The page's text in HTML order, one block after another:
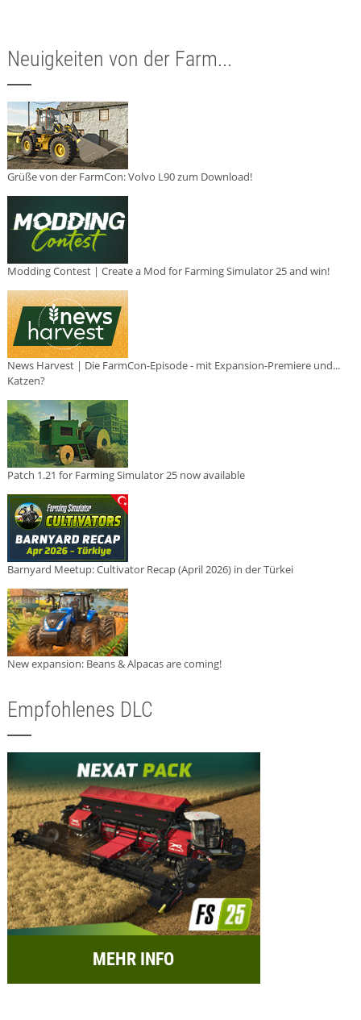
Neuigkeiten von der Farm...
Grüße von der FarmCon: Volvo L90 zum Download!
Modding Contest | Create a Mod for Farming Simulator 25 and win!
News Harvest | Die FarmCon-Episode - mit Expansion-Premiere und...
Katzen?
Patch 1.21 for Farming Simulator 25 now available
Barnyard Meetup: Cultivator Recap (April 2026) in der Türkei
New expansion: Beans & Alpacas are coming!
Empfohlenes DLC
MEHR INFO